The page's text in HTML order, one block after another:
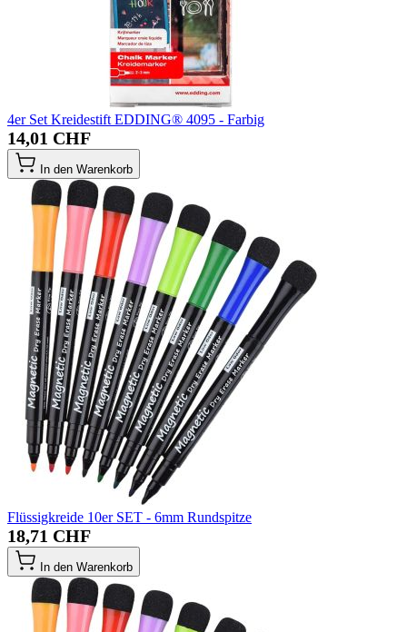
4er Set Kreidestift EDDING® 4095 - Farbig
14,01 CHF
In den Warenkorb
Flüssigkreide 10er SET - 6mm Rundspitze
18,71 CHF
In den Warenkorb